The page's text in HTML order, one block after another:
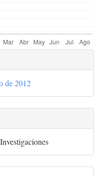
de 2012